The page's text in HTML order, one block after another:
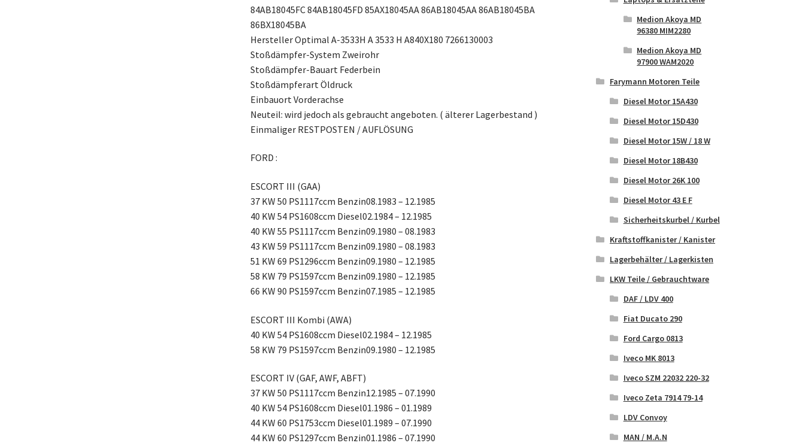
84AB18045FC 84AB18045FD 85AX18045AA 86AB18045AA 86AB18045BA
86BX18045BA
Hersteller Optimal A-3533H A 3533 H A840X180 7266130003
Stoßdämpfer-System Zweirohr
Stoßdämpfer-Bauart Federbein
Stoßdämpferart Öldruck
Einbauort Vorderachse
Neuteil: wird jedoch als gebraucht angeboten. ( älterer Lagerbestand )
Einmaliger RESTPOSTEN / AUFLÖSUNG
FORD :
ESCORT III (GAA)
37 KW 50 PS1117ccm Benzin08.1983 – 12.1985
40 KW 54 PS1608ccm Diesel02.1984 – 12.1985
40 KW 55 PS1117ccm Benzin09.1980 – 08.1983
43 KW 59 PS1117ccm Benzin09.1980 – 08.1983
51 KW 69 PS1296ccm Benzin09.1980 – 12.1985
58 KW 79 PS1597ccm Benzin09.1980 – 12.1985
66 KW 90 PS1597ccm Benzin07.1985 – 12.1985
ESCORT III Kombi (AWA)
40 KW 54 PS1608ccm Diesel02.1984 – 12.1985
58 KW 79 PS1597ccm Benzin09.1980 – 12.1985
ESCORT IV (GAF, AWF, ABFT)
37 KW 50 PS1117ccm Benzin12.1985 – 07.1990
40 KW 54 PS1608ccm Diesel01.1986 – 01.1989
44 KW 60 PS1753ccm Diesel01.1989 – 07.1990
44 KW 60 PS1297ccm Benzin01.1986 – 07.1990
Medion Akoya MD
96380 MIM2280
Medion Akoya MD
97900 WAM2020
Farymann Motoren Teile
Diesel Motor 15A430
Diesel Motor 15D430
Diesel Motor 15W / 18 W
Diesel Motor 18B430
Diesel Motor 26K 100
Diesel Motor 43 E F
Sicherheitskurbel / Kurbel
Kraftstoffkanister / Kanister
Lagerbehälter / Lagerkisten
LKW Teile / Gebrauchtware
DAF / LDV 400
Fiat Ducato 290
Ford Cargo 0813
Iveco MK 8013
Iveco SZM 22032 220-32
Iveco Zeta 7914 79-14
LDV Convoy
MAN / M.A.N